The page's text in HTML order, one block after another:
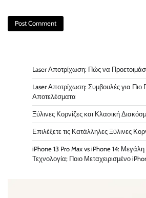
Laser Αποτρίχωση: Πώς να
Laser Αποτρίχωση: Συμβουλές για Πιο
Αποτελέσματα
Ξύλινες Κορνίζες και Κλασική
Επιλέξετε τις Κατάλληλες Ξύλινες
iPhone 13 Pro Max vs iPhone 14:
Τεχνολογία; Ποιο Μεταχειρισμένο